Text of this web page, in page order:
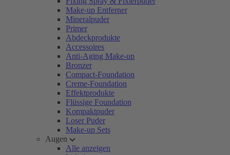
Make-up Entferner
Mineralpuder
Primer
Abdeckprodukte
Accessoires
Anti-Aging Make-up
Bronzer
Compact-Foundation
Creme-Foundation
Effektprodukte
Flüssige Foundation
Kompaktpuder
Loser Puder
Make-up Sets
Augen
Alle anzeigen